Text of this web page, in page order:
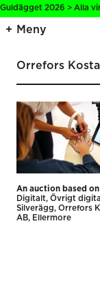
2026 > Alla
Meny
Orrefors
An auction based
Digitalt Övrigt
Silverägg
Orrefors
AB
Ellermore